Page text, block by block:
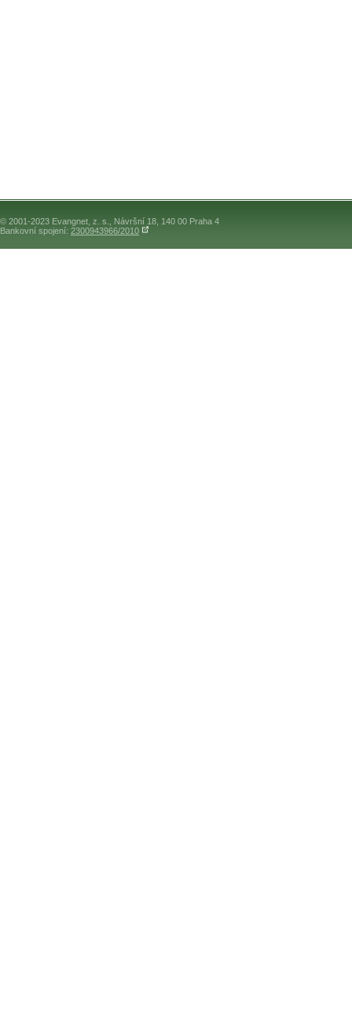
© 2001-2023 Evangnet, z. s., Návršní 18, 140 00 Praha 4
Bankovní spojení: 2300943966/2010